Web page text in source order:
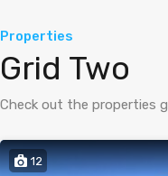
Properties
Grid Two
Check out the properties
12